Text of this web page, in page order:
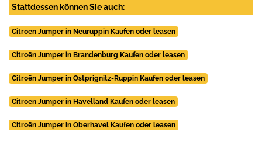
Stattdessen können Sie auch:
Citroën Jumper in Neuruppin Kaufen oder leasen
Citroën Jumper in Brandenburg Kaufen oder leasen
Citroën Jumper in Ostprignitz-Ruppin Kaufen oder leasen
Citroën Jumper in Havelland Kaufen oder leasen
Citroën Jumper in Oberhavel Kaufen oder leasen